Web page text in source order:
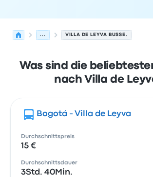
... VILLA DE LEYVA BUSSE.
Was sind die
nach Villa de
Bogotá - Villa de Leyva
Durchschnittspreis
15 €
Durchschnittsdauer
3Std. 40Min.